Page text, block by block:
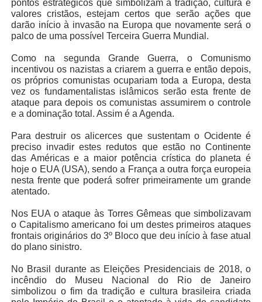
pontos estratégicos que simbolizam a tradição, cultura e
valores cristãos, estejam certos que serão ações que
darão início à invasão na Europa que novamente será o
palco de uma possível Terceira Guerra Mundial.
Como na segunda Grande Guerra, o Comunismo
incentivou os nazistas a criarem a guerra e então depois,
os próprios comunistas ocupariam toda a Europa, desta
vez os fundamentalistas islâmicos serão esta frente de
ataque para depois os comunistas assumirem o controle
e a dominação total. Assim é a Agenda.
Para destruir os alicerces que sustentam o Ocidente é
preciso invadir estes redutos que estão no Continente
das Américas e a maior potência crística do planeta é
hoje o EUA (USA), sendo a França a outra força europeia
nesta frente que poderá sofrer primeiramente um grande
atentado.
Nos EUA o ataque às Torres Gêmeas que simbolizavam
o Capitalismo americano foi um destes primeiros ataques
frontais originários do 3º Bloco que deu início à fase atual
do plano sinistro.
No Brasil durante as Eleições Presidenciais de 2018, o
incêndio do Museu Nacional do Rio de Janeiro
simbolizou o fim da tradição e cultura brasileira criada